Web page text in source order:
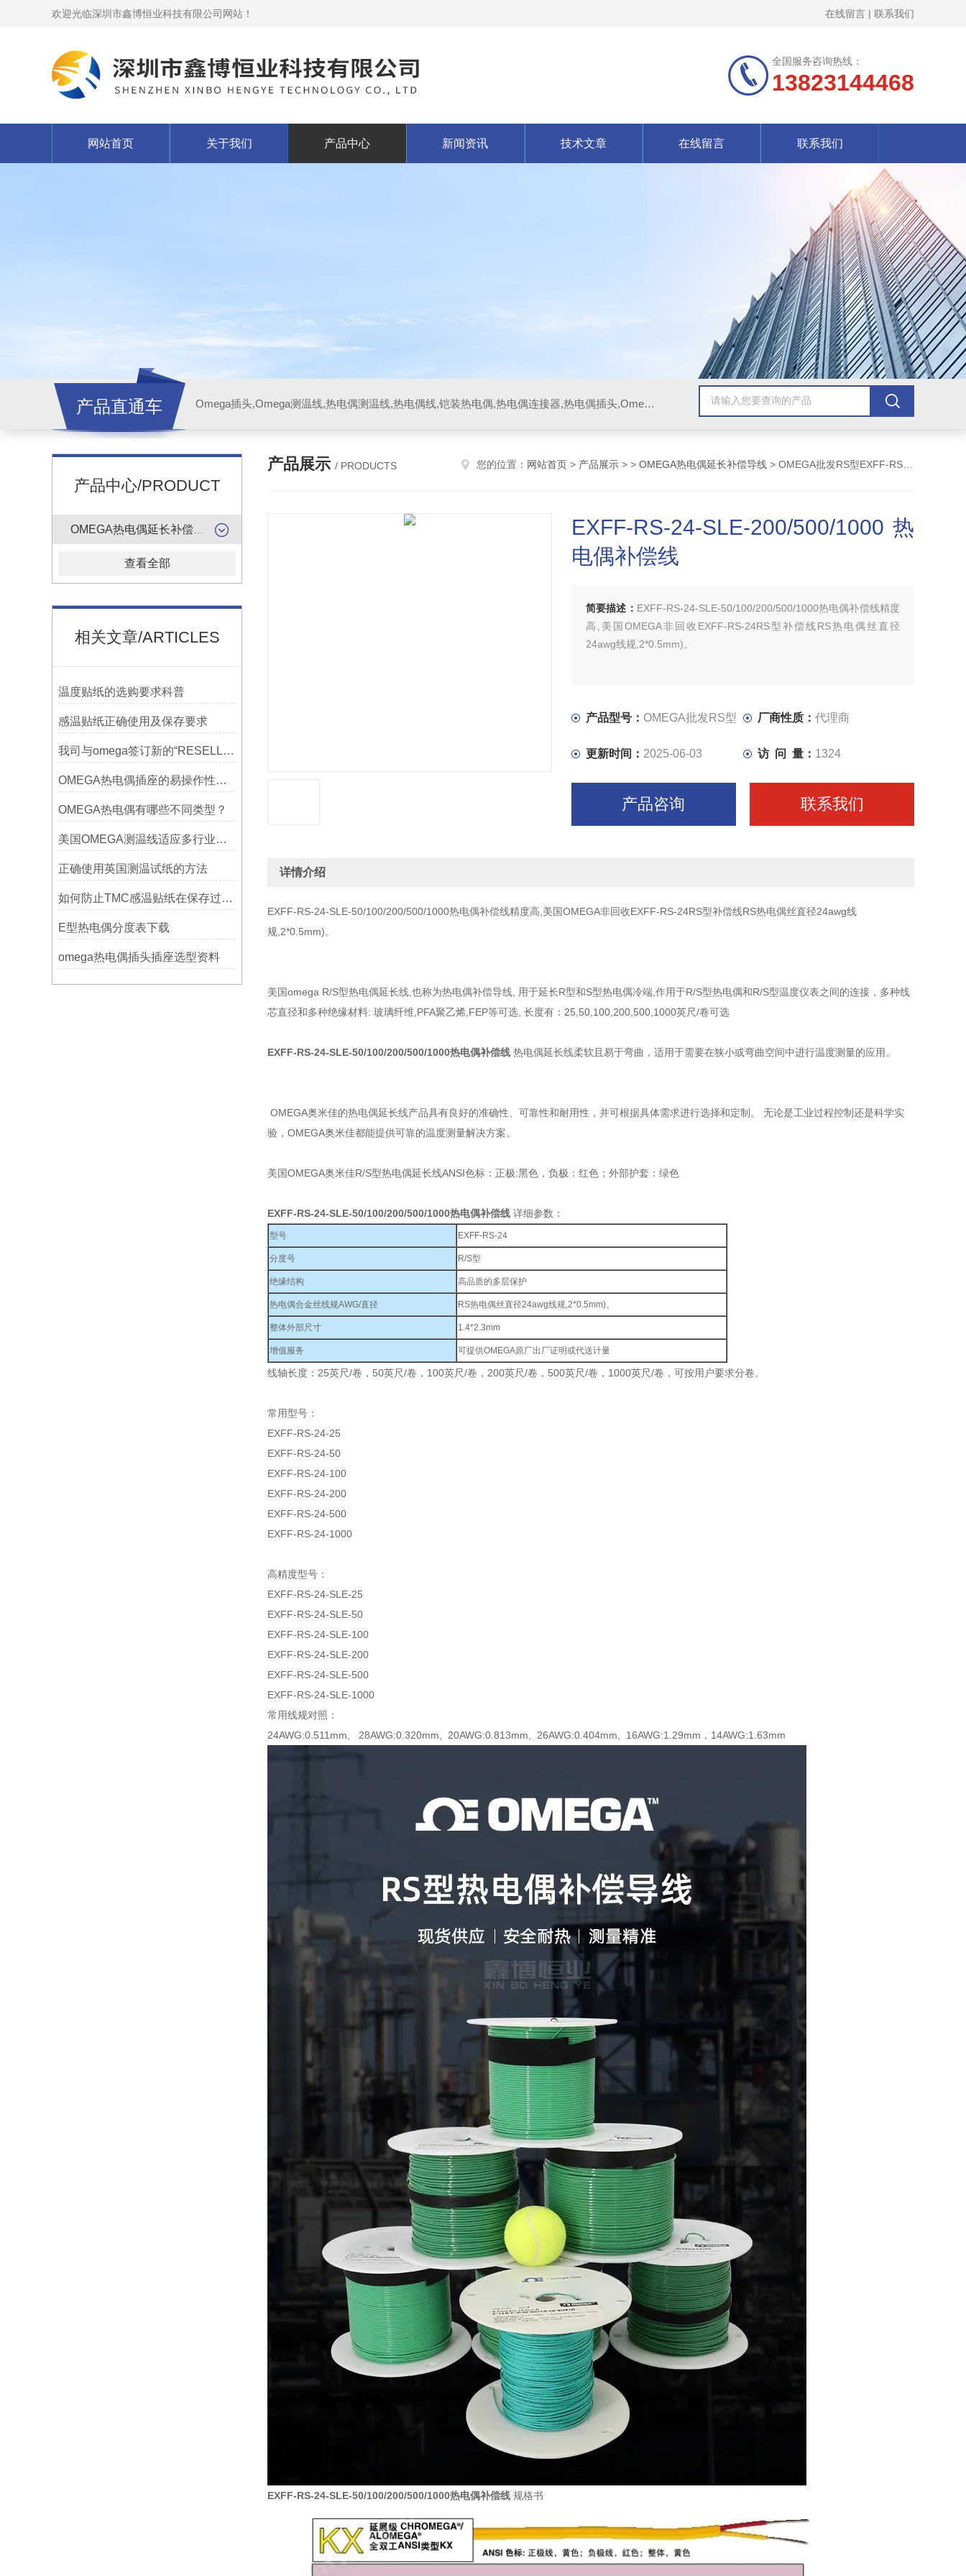
欢迎光临深圳市鑫博恒业科技有限公司网站！ 在线留言 | 联系我们
全国服务咨询热线：
13823144468
网站首页 关于我们 产品中心 新闻资讯 技术文章 在线留言 联系我们
产品直通车 Omega插头,Omega测温线,热电偶测温线,热电偶线,铠装热电偶,热电偶连接器,热电偶插头,Omega热电偶线,T型热电偶线,TMC测温纸
产品中心/PRODUCT
查看全部
相关文章/ARTICLES
温度贴纸的选购要求科普
感温贴纸正确使用及保存要求
我司与omega签订新的“RESELLER’S CERTIFICATION OF EXPORT COMPLIANCE“
OMEGA热电偶插座的易操作性探讨
OMEGA热电偶有哪些不同类型？
美国OMEGA测温线适应多行业需求
正确使用英国测温试纸的方法
如何防止TMC感温贴纸在保存过程中损坏？
E型热电偶分度表下载
omega热电偶插头插座选型资料
产品展示 / PRODUCTS 您的位置： 网站首页 > 产品展示 > > OMEGA热电偶延长补偿导线 > OMEGA批发RS型EXFF-RS-24-SLE-200/500/1000热电偶补偿线
EXFF-RS-24-SLE-200/500/1000热
电偶补偿线
简要描述： EXFF-RS-24-SLE-50/100/200/500/1000热电偶补偿线精度
高,美国OMEGA非回收EXFF-RS-24RS型补偿线RS热电偶丝直径
24awg线规,2*0.5mm)。
产品型号： OMEGA批发RS型 厂商性质： 代理商
更新时间： 2025-06-03 访 问 量： 1324
产品咨询 联系我们
详情介绍
EXFF-RS-24-SLE-50/100/200/500/1000热电偶补偿线精度高,美国OMEGA非回收EXFF-RS-24RS型补偿线RS热电偶丝直径24awg线
规,2*0.5mm)。
美国omega R/S型热电偶延长线,也称为热电偶补偿导线, 用于延长R型和S型热电偶冷端,作用于R/S型热电偶和R/S型温度仪表之间的连接，多种线
芯直径和多种绝缘材料: 玻璃纤维,PFA聚乙烯,FEP等可选, 长度有：25,50,100,200,500,1000英尺/卷可选
EXFF-RS-24-SLE-50/100/200/500/1000热电偶补偿线 热电偶延长线柔软且易于弯曲，适用于需要在狭小或弯曲空间中进行温度测量的应用。
OMEGA奥米佳的热电偶延长线产品具有良好的准确性、可靠性和耐用性，并可根据具体需求进行选择和定制。 无论是工业过程控制还是科学实
验，OMEGA奥米佳都能提供可靠的温度测量解决方案。
美国OMEGA奥米佳R/S型热电偶延长线ANSI色标：正极:黑色，负极：红色；外部护套：绿色
EXFF-RS-24-SLE-50/100/200/500/1000热电偶补偿线 详细参数：
型号 EXFF-RS-24
分度号 R/S型
绝缘结构 高品质的多层保护
热电偶合金丝线规AWG/直径 RS热电偶丝直径24awg线规,2*0.5mm)。
整体外部尺寸 1.4*2.3mm
增值服务 可提供OMEGA原厂出厂证明或代送计量
线轴长度：25英尺/卷，50英尺/卷，100英尺/卷，200英尺/卷，500英尺/卷，1000英尺/卷，可按用户要求分卷。
常用型号：
EXFF-RS-24-25
EXFF-RS-24-50
EXFF-RS-24-100
EXFF-RS-24-200
EXFF-RS-24-500
EXFF-RS-24-1000
高精度型号：
EXFF-RS-24-SLE-25
EXFF-RS-24-SLE-50
EXFF-RS-24-SLE-100
EXFF-RS-24-SLE-200
EXFF-RS-24-SLE-500
EXFF-RS-24-SLE-1000
常用线规对照：
24AWG:0.511mm, 28AWG:0.320mm, 20AWG:0.813mm, 26AWG:0.404mm, 16AWG:1.29mm，14AWG:1.63mm
EXFF-RS-24-SLE-50/100/200/500/1000热电偶补偿线 规格书